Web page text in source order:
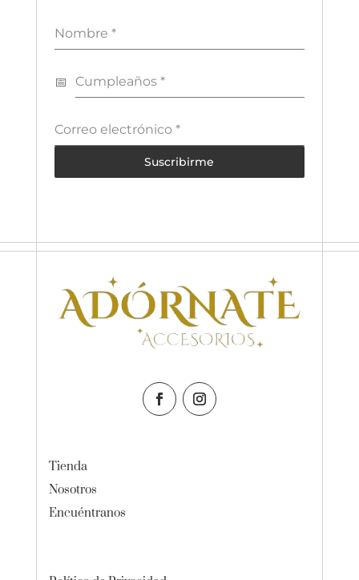
Nombre*
Cumpleaños*
Correo electrónico*
Suscribirme
Tienda
Nosotros
Encuéntranos